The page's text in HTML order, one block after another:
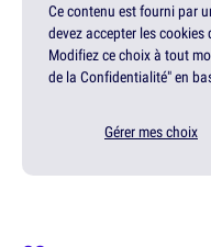
Ce contenu est fourni par
devez accepter les
Modifiez ce choix à tout
de la Confidentialité" en
Gérer mes choix